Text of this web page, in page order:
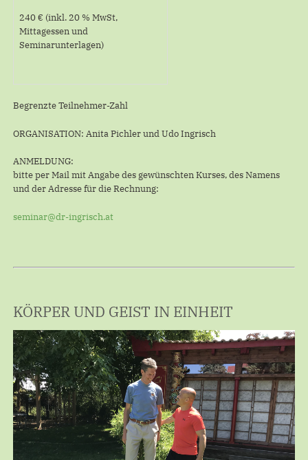
240 € (inkl. 20 % MwSt,
Mittagessen und
Seminarunterlagen)
Begrenzte Teilnehmer-Zahl
ORGANISATION: Anita Pichler und Udo Ingrisch
ANMELDUNG:
bitte per Mail mit Angabe des gewünschten Kurses, des Namens
und der Adresse für die Rechnung:
seminar@dr-ingrisch.at
KÖRPER UND GEIST IN EINHEIT